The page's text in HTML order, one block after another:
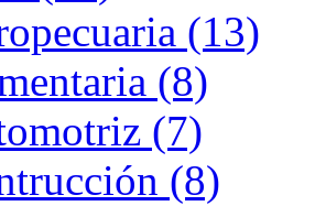
(13)
(8)
(7)
(8)